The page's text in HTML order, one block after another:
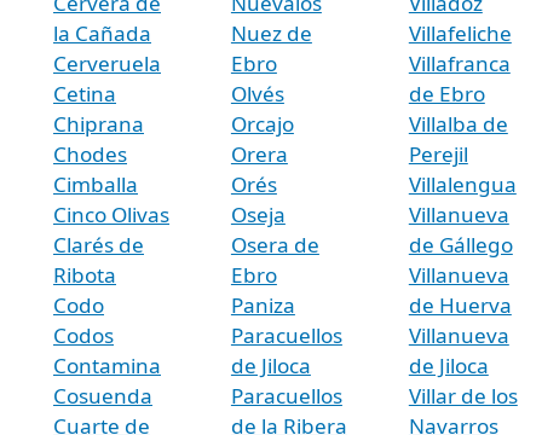
la Cañada
Cerveruela
Cetina
Chiprana
Chodes
Cimballa
Cinco Olivas
Clarés de
Ribota
Codo
Codos
Contamina
Cosuenda
Cuarte de
Nuez de
Ebro
Olvés
Orcajo
Orera
Orés
Oseja
Osera de
Ebro
Paniza
Paracuellos
de Jiloca
Paracuellos
de la Ribera
Villafeliche
Villafranca
de Ebro
Villalba de
Perejil
Villalengua
Villanueva
de Gállego
Villanueva
de Huerva
Villanueva
de Jiloca
Villar de los
Navarros